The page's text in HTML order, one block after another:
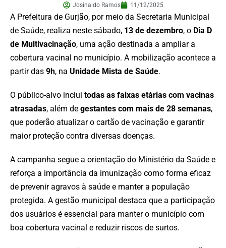
Josinaldo Ramos 11/12/2025
A Prefeitura de Gurjão, por meio da Secretaria Municipal
de Saúde, realiza neste sábado, 13 de dezembro, o Dia D
de Multivacinação, uma ação destinada a ampliar a
cobertura vacinal no município. A mobilização acontece a
partir das 9h, na Unidade Mista de Saúde.
O público-alvo inclui todas as faixas etárias com vacinas
atrasadas, além de gestantes com mais de 28 semanas,
que poderão atualizar o cartão de vacinação e garantir
maior proteção contra diversas doenças.
A campanha segue a orientação do Ministério da Saúde e
reforça a importância da imunização como forma eficaz
de prevenir agravos à saúde e manter a população
protegida. A gestão municipal destaca que a participação
dos usuários é essencial para manter o município com
boa cobertura vacinal e reduzir riscos de surtos.